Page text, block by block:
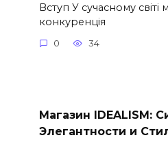
Вступ У сучасному світі
конкуренція
0 34
Магазин IDEALISM:
Элегантности и